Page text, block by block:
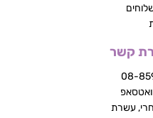
קשר
08-
עשרת